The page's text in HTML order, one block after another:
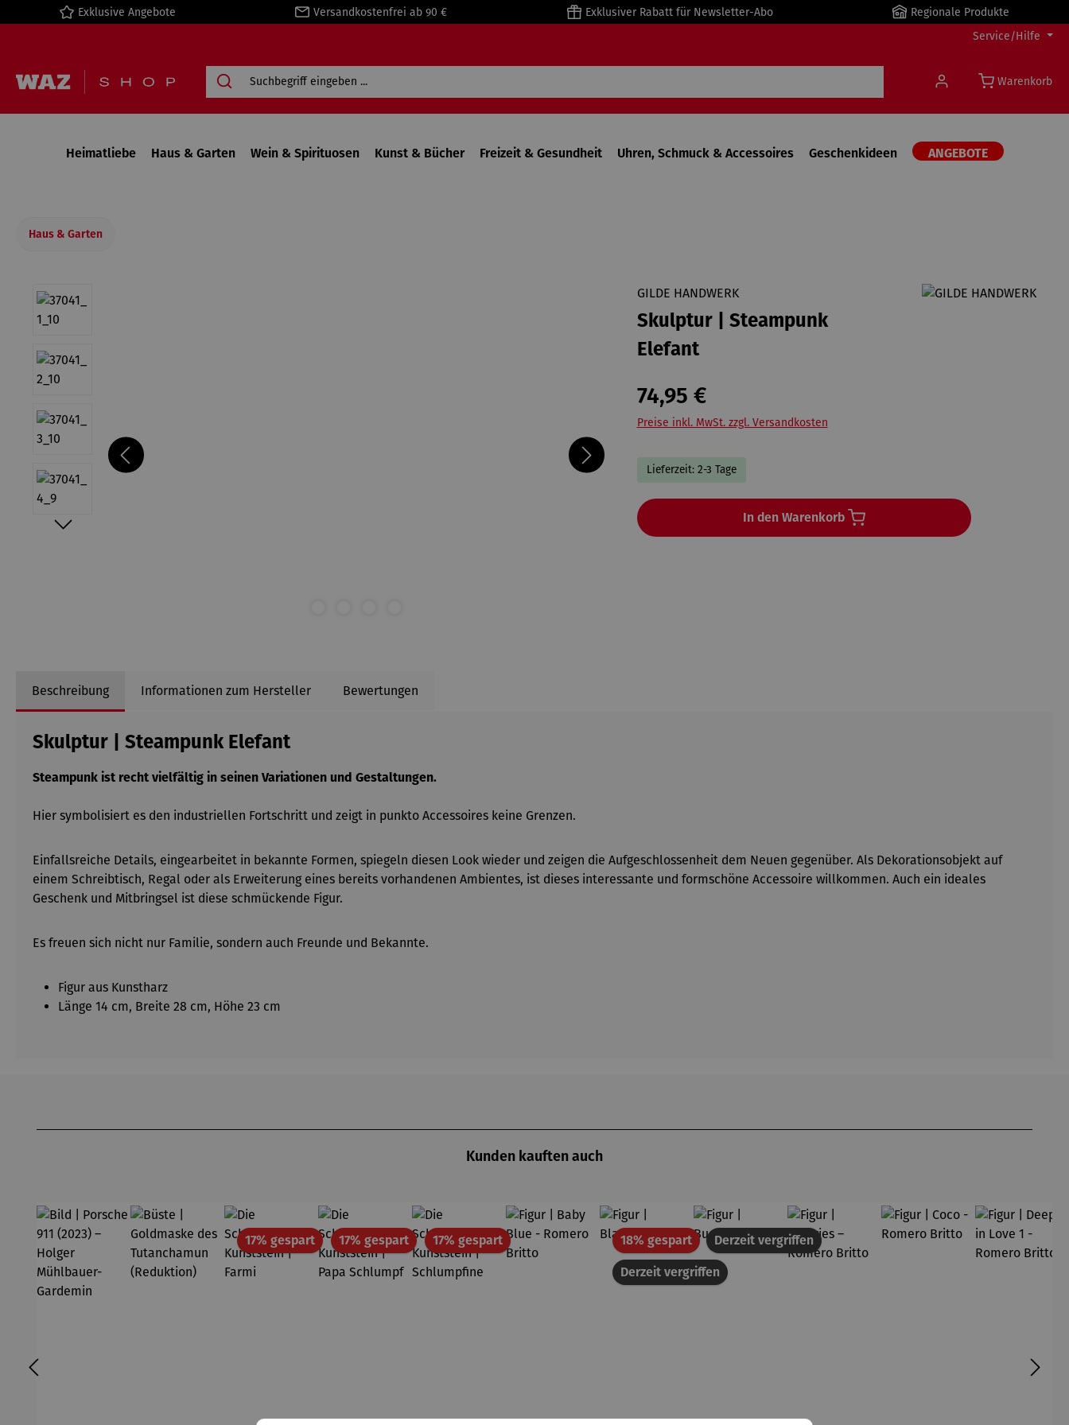
Zur Hauptnavigation springen
Exklusive Angebote Versandkostenfrei ab 90 € Exklusiver Rabatt für Newsletter-Abo
Regionale Produkte
Service/Hilfe
Warenkorb
Heimatliebe Haus & Garten Wein & Spirituosen Kunst & Bücher Freizeit & Gesundheit Uhren, Schmuck & Accessoires Geschenkideen ANGEBOTE
Haus & Garten
Bildergalerie überspringen GILDE HANDWERK
Skulptur | Steampunk
Elefant
74,95 €
Preise inkl. MwSt. zzgl. Versandkosten
Lieferzeit: 2-3 Tage
In den Warenkorb
Beschreibung Informationen zum Hersteller Bewertungen
Skulptur | Steampunk Elefant
Steampunk ist recht vielfältig in seinen Variationen und Gestaltungen.
Hier symbolisiert es den industriellen Fortschritt und zeigt in punkto Accessoires keine Grenzen.
Einfallsreiche Details, eingearbeitet in bekannte Formen, spiegeln diesen Look wieder und zeigen die Aufgeschlossenheit dem Neuen gegenüber. Als Dekorationsobjekt auf
einem Schreibtisch, Regal oder als Erweiterung eines bereits vorhandenen Ambientes, ist dieses interessante und formschöne Accessoire willkommen. Auch ein ideales
Geschenk und Mitbringsel ist diese schmückende Figur.
Es freuen sich nicht nur Familie, sondern auch Freunde und Bekannte.
Figur aus Kunstharz
Länge 14 cm, Breite 28 cm, Höhe 23 cm
Kunden kauften auch
17% gespartRabatt17% gespartRabatt17% gespartRabatt
Derzeit vergriffen
18% gespartRabattDerzeit vergriffen